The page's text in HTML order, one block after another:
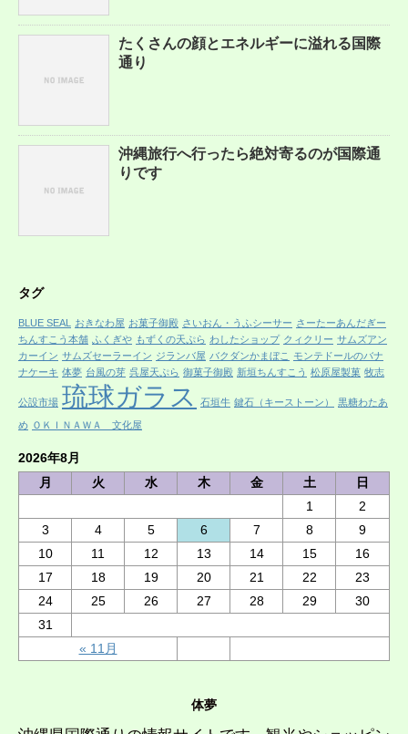
たくさんの顔とエネルギーに溢れる国際
通り
沖縄旅行へ行ったら絶対寄るのが国際通
りです
タグ
BLUE SEAL おきなわ屋 お菓子御殿 さいおん・うふシーサー さーたーあんだぎー
ちんすこう本舗 ふくぎや もずくの天ぷら わしたショップ クィクリー サムズアン
カーイン サムズセーラーイン ジランバ屋 バクダンかまぼこ
モンテドールのバナ
ナケーキ 体夢 台風の芽 呉屋天ぷら 御菓子御殿 新垣ちんすこう 松原屋製菓 牧志
公設市場 琉球ガラス 石垣牛 鍵石（キーストーン） 黒糖わたあ
め ＯＫＩＮＡＷＡ 文化屋
2026年8月
月
火 水 木 金 土 日
« 11月
1
2
3
4 5 6 7 8
9
10
11 12 13 14 15
16
17
18 19 20 21 22
23
24
25 26 27 28 29
30
31
体夢